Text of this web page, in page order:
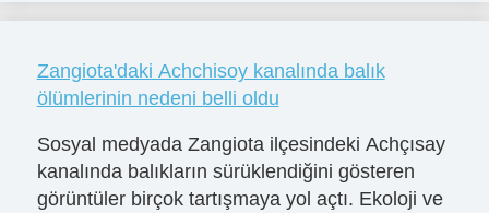
Zangiota'daki Achchisoy kanalında balık
ölümlerinin nedeni belli oldu
Sosyal medyada Zangiota ilçesindeki Achçısay
kanalında balıkların sürüklendiğini gösteren
görüntüler birçok tartışmaya yol açtı. Ekoloji ve